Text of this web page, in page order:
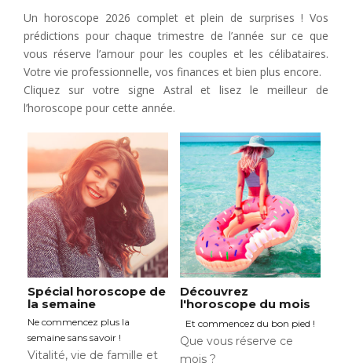
Un horoscope 2026 complet et plein de surprises ! Vos
prédictions pour chaque trimestre de l’année sur ce que
vous réserve l’amour pour les couples et les célibataires.
Votre vie professionnelle, vos finances et bien plus encore.
Cliquez sur votre signe Astral et lisez le meilleur de
l’horoscope pour cette année.
Spécial horoscope de
la semaine
Ne commencez plus la
semaine sans savoir !
Vitalité, vie de famille et
Découvrez
l'horoscope du mois
Et commencez du bon pied !
Que vous réserve ce
mois ?